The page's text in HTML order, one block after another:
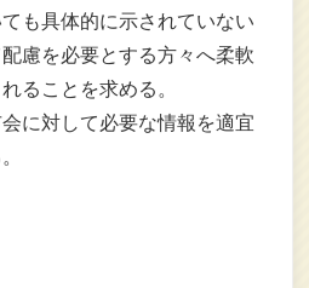
も具体的に示されていない
慮を必要とする方々へ柔軟
ることを求める。
に対して必要な情報を適宜